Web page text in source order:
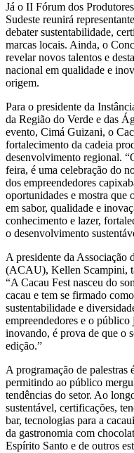
Já o II Fórum dos
Sudeste reunirá
debater sustentabilidade,
marcas locais. Ainda, o
revelar novos talentos e
nacional em qualidade e
origem.
Para o presidente da
da Região do Verde e das
evento, Cimá Guizani, o
fortalecimento da cadeia
desenvolvimento regional.
feira, é uma celebração do
dos empreendedores
oportunidades e mostra que
em sabor, qualidade e
conhecimento e lazer,
o desenvolvimento
A presidente da Associação
(ACAU), Kellen Scampini,
“A Cacau Fest nasceu do
cacau e tem se firmado
sustentabilidade e
empreendedores e o
inovando, é prova de que o
edição.”
A programação de palestras
permitindo ao público
tendências do setor. Ao
sustentável, certificações,
bar, tecnologias para a
da gastronomia com
Espírito Santo e de outros